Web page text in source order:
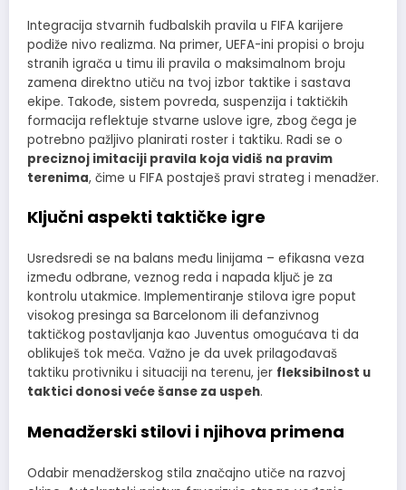
Integracija stvarnih fudbalskih pravila u FIFA karijere
podiže nivo realizma. Na primer, UEFA-ini propisi o broju
stranih igrača u timu ili pravila o maksimalnom broju
zamena direktno utiču na tvoj izbor taktike i sastava
ekipe. Takođe, sistem povreda, suspenzija i taktičkih
formacija reflektuje stvarne uslove igre, zbog čega je
potrebno pažljivo planirati roster i taktiku. Radi se o
preciznoj imitaciji pravila koja vidiš na pravim
terenima, čime u FIFA postaješ pravi strateg i menadžer.
Ključni aspekti taktičke igre
Usredsredi se na balans među linijama – efikasna veza
između odbrane, veznog reda i napada ključ je za
kontrolu utakmice. Implementiranje stilova igre poput
visokog presinga sa Barcelonom ili defanzivnog
taktičkog postavljanja kao Juventus omogućava ti da
oblikuješ tok meča. Važno je da uvek prilagođavaš
taktiku protivniku i situaciji na terenu, jer fleksibilnost u
taktici donosi veće šanse za uspeh.
Menadžerski stilovi i njihova primena
Odabir menadžerskog stila značajno utiče na razvoj